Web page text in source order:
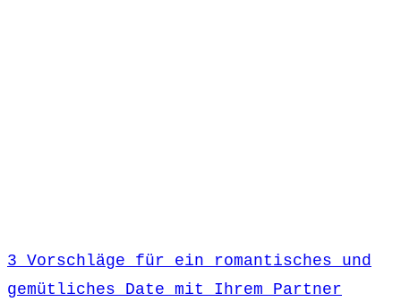
3 Vorschläge für ein romantisches und
gemütliches Date mit Ihrem Partner